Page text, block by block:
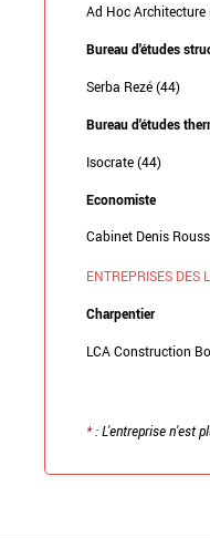
Ad Hoc Architecture
Bureau d'études
Serba Rezé (44)
Bureau d'études
Isocrate (44)
Economiste
Cabinet Denis
ENTREPRISES DES
Charpentier
LCA Construction
*: L'entreprise n'est